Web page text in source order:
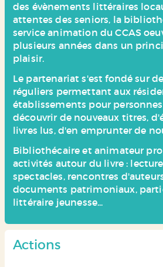
des évènements littéraires
attentes des seniors, la
service animation du CCAS
plusieurs années dans un
plaisir.
Le partenariat s'est fondé sur
réguliers permettant aux
établissements pour personnes
découvrir de nouveaux titres,
livres lus, d'en emprunter de
Bibliothécaire et animateur
activités autour du livre :
spectacles, rencontres
documents patrimoniaux,
littéraire jeunesse...
Actions